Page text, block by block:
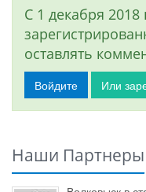
С 1 декабря 2018
оставлять
Войдите Или
Наши Партнеры